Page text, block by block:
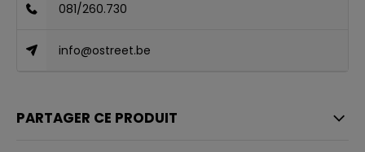
081/260.730
info@ostreet.be
PARTAGER CE PRODUIT